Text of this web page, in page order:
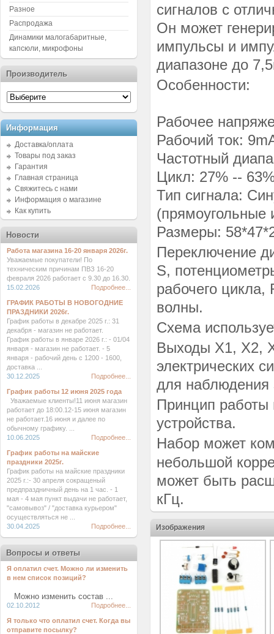
сигналов с
Он может
импульсы и
диапазоне до
Особенности:
Рабочее
Рабочий ток:
Частотный
Цикл: 27% --
Тип сигнала:
(прямоугольные
Размеры:
Переключение
S,
рабочего цикла,
волны.
Схема
Выходы X1, X2,
электрических
для
Принцип работы
устройства.
Набор может
небольшой
может быть
кГц.
Изображения
Разное
Распродажа
Динамики малогабаритные,
капсюли, микрофоны
Производитель
Информация
Доставка/оплата
Товары под заказ
Гарантия
Главная страница
Свяжитесь с нами
Информация о магазине
Как купить
Новости
Работа магазина 16-20 января 2026г.
Уважаемые покупатели! По
техническим причинам ПВЗ 16-20
февраля 2026 работает с 9.30 до 16.30.
15.02.2026
Подробнее...
ГРАФИК РАБОТЫ В НОВОГОДНИЕ
ПРАЗДНИКИ 2026г.
График работы в декабре 2025 г.: 31
декабря - магазин не работает.
График работы в январе 2026 г.: - 01/04
января - магазин не работает. - 5
января - рабочий день с 1200 - 1600,
доставка ...
30.12.2025
Подробнее...
График работы 12 июня 2025 года
Уважаемые клиенты!11 июня магазин
работает до 18:00.12-15 июня магазин
не работает.16 июня и далее по
обычному графику. ...
10.06.2025
Подробнее...
График работы на майские
праздники 2025г.
График работы на майские праздники
2025 г.:- 30 апреля сокращеный
предпраздничный день на 1 час. - 1
мая - 4 мая пункт выдачи не работает,
"самовывоз" / "доставка курьером"
осуществляться не ...
30.04.2025
Подробнее...
Вопросы и ответы
Я оплатил счет. Можно ли изменить
в нем список позиций?
Можно изменить состав ...
02.10.2012 Подробнее...
Я только что оплатил счет. Когда вы
отправите посылку?